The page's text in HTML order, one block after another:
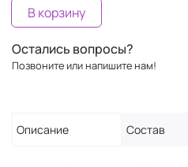
В корзину
Остались вопросы?
Позвоните или напишите нам!
Описание Состав